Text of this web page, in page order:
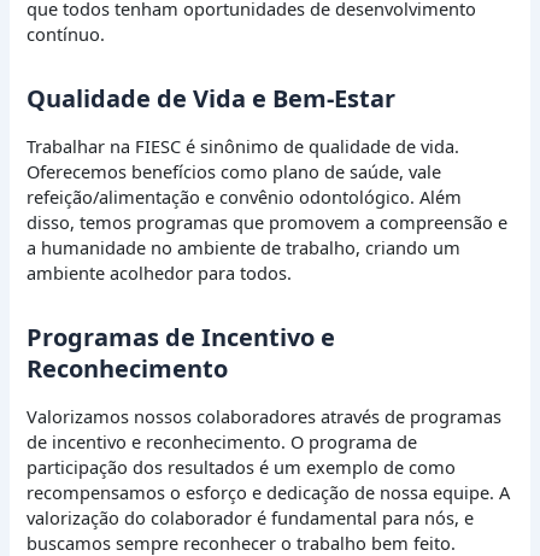
que todos tenham oportunidades de desenvolvimento
contínuo.
Qualidade de Vida e Bem-Estar
Trabalhar na FIESC é sinônimo de qualidade de vida.
Oferecemos benefícios como plano de saúde, vale
refeição/alimentação e convênio odontológico. Além
disso, temos programas que promovem a compreensão e
a humanidade no ambiente de trabalho, criando um
ambiente acolhedor para todos.
Programas de Incentivo e
Reconhecimento
Valorizamos nossos colaboradores através de programas
de incentivo e reconhecimento. O programa de
participação dos resultados é um exemplo de como
recompensamos o esforço e dedicação de nossa equipe. A
valorização do colaborador é fundamental para nós, e
buscamos sempre reconhecer o trabalho bem feito.